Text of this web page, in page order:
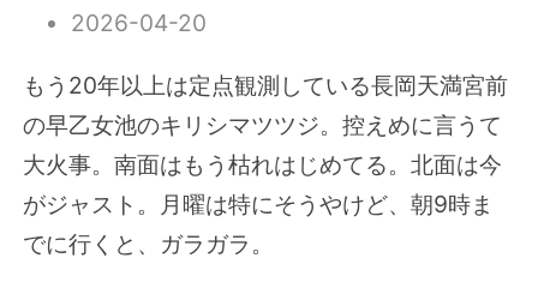
2026-04-20
もう20年以上は定点観測している長岡天満宮前
の早乙女池のキリシマツツジ。控えめに言うて
大火事。南面はもう枯れはじめてる。北面は今
がジャスト。月曜は特にそうやけど、朝9時ま
でに行くと、ガラガラ。